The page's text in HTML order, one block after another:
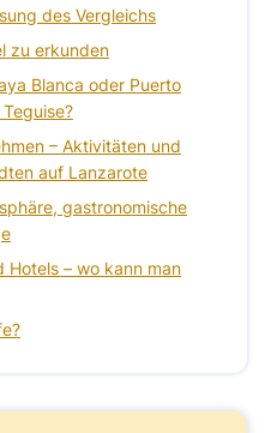
des Vergleichs
zu erkunden
Blanca oder Puerto
– Aktivitäten und
auf Lanzarote
gastronomische
Hotels – wo kann man